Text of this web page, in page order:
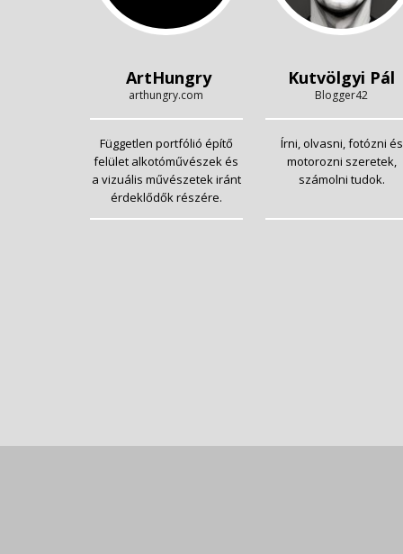
ArtHungry
arthungry.com
Független portfólió építő
felület alkotóművészek és
a vizuális művészetek iránt
érdeklődők részére.
Kutvölgyi Pál
Blogger42
Írni, olvasni, fotózni és
motorozni szeretek,
számolni tudok.